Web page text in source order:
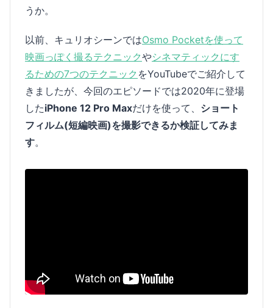
うか。
以前、キュリオシーンではOsmo Pocketを使って
映画っぽく撮るテクニックやシネマティックにす
るための7つのテクニック をYouTubeでご紹介して
きましたが、今回のエピソードでは2020年に登場
したiPhone 12 Pro Maxだけを使って、 ショート
フィルム(短編映画)を撮影できるか検証してみま
す。